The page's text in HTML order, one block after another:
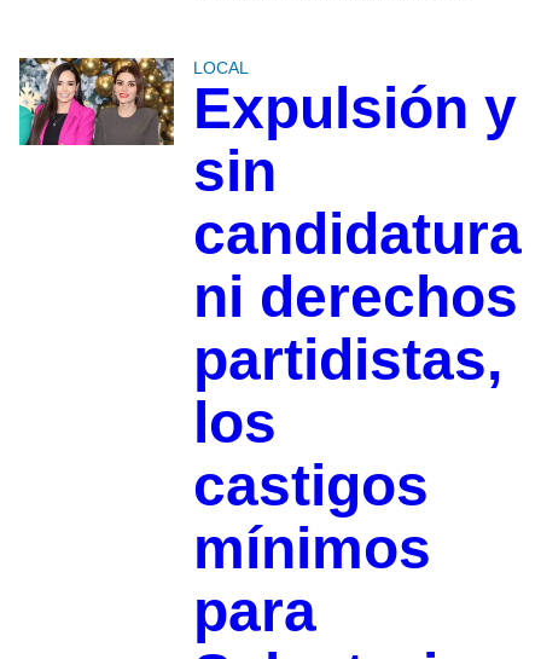
LOCAL
Expulsión y
sin
candidatura
ni derechos
partidistas,
los
castigos
mínimos
para